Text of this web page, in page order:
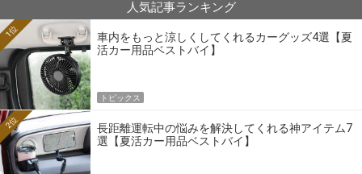
人気記事ランキング
車内をもっと涼しくしてくれるカーグッズ4選【夏
活カー用品ベストバイ】
1位
トピックス
長距離運転中の悩みを解決してくれる神アイテム7
選【夏活カー用品ベストバイ】
2位